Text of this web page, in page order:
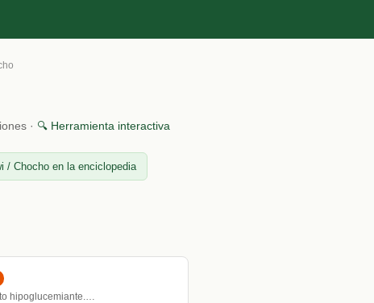
· 🔍 Herramienta interactiva
/ Chocho en la enciclopedia
hipoglucemiante.…